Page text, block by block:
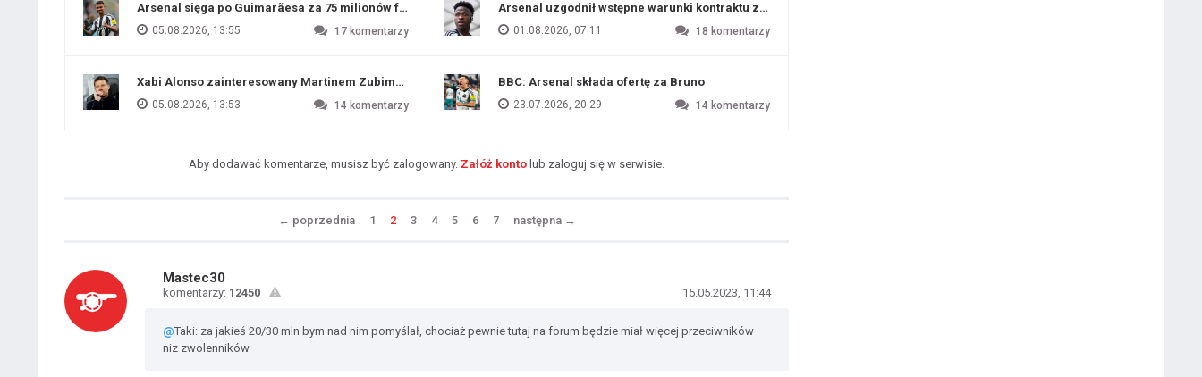
Arsenal sięga po Guimarãesa za 75 milionów funtów
05.08.2026, 13:55 17 komentarzy
Xabi Alonso zainteresowany Martinem Zubimendim
05.08.2026, 13:53 14 komentarzy
Arsenal uzgodnił wstępne warunki kontraktu z Viniciusem Juniorem?
01.08.2026, 07:11 18 komentarzy
BBC: Arsenal składa ofertę za Bruno
23.07.2026, 20:29 14 komentarzy
Aby dodawać komentarze, musisz być zalogowany. Załóż konto lub zaloguj się w serwisie.
← poprzednia 1 2 3 4 5 6 7 następna →
Mastec30
komentarzy: 12450 15.05.2023, 11:44
@Taki: za jakieś 20/30 mln bym nad nim pomyślał, chociaż pewnie tutaj na forum będzie miał więcej przeciwników
niz zwolenników